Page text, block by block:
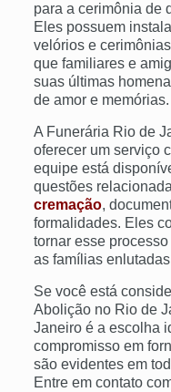
para a cerimônia de
Eles possuem
velórios e
que familiares e
suas últimas
de amor e memórias.
A Funerária Rio de
oferecer um serviço
equipe está
questões
cremação,
formalidades. Eles
tornar esse
as famílias
Se você está
Abolição no Rio de
Janeiro é a escolha
compromisso em
são evidentes em
Entre em contato